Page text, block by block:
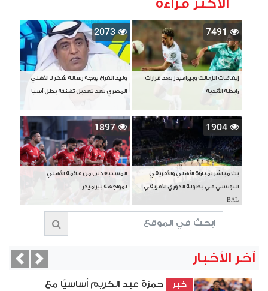
الأكثر قراءة
7491
إيقافات الزمالك وبيراميدز بعد قرارات
رابطة الأندية
2073
وليد الفراج يوجه رسالة شكر لـ الأهلي
المصري بعد تعديل تهنئة بطل آسيا
1904
بث مباشر لمباراة الأهلي والأفريقي
التونسي في بطولة الدوري الأفريقي
BAL
1897
المستبعدين من قائمة الأهلي
لمواجهة بيراميدز
آخر الأخبار
خبر
حمزة عبد الكريم أساسيًا مع
Next